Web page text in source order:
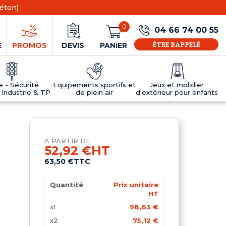
PROMOS DEVIS PANIER
0 04 66 74 00 55
ÊTRE RAPPELÉ
- Sécurité
& TP
Equipements sportifs et
de plein air
Tables de ping-pong en résine
Jeux et mobilier
d'extérieur pour enfants
MOBILIER D'EXTÉRIEUR POUR ENFANTS
À PARTIR DE
52,92 €HT
63,50 €TTC
Quantité
Prix unitaire
HT
x1
98,63 €
x2
75,12 €